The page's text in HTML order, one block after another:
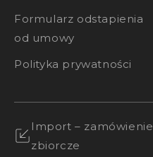
Formularz odstapienia
od umowy
Polityka prywatności
Import – zamówienie
zbiorcze